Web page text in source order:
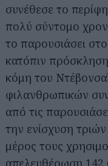
συνέθεσε το
πολύ σύντομο
το παρουσιάσει
κατόπιν
κόμη του
φιλανθρωπικών
από τις
την ενίσχυση
μέρος τους
απελευθέρωση 142